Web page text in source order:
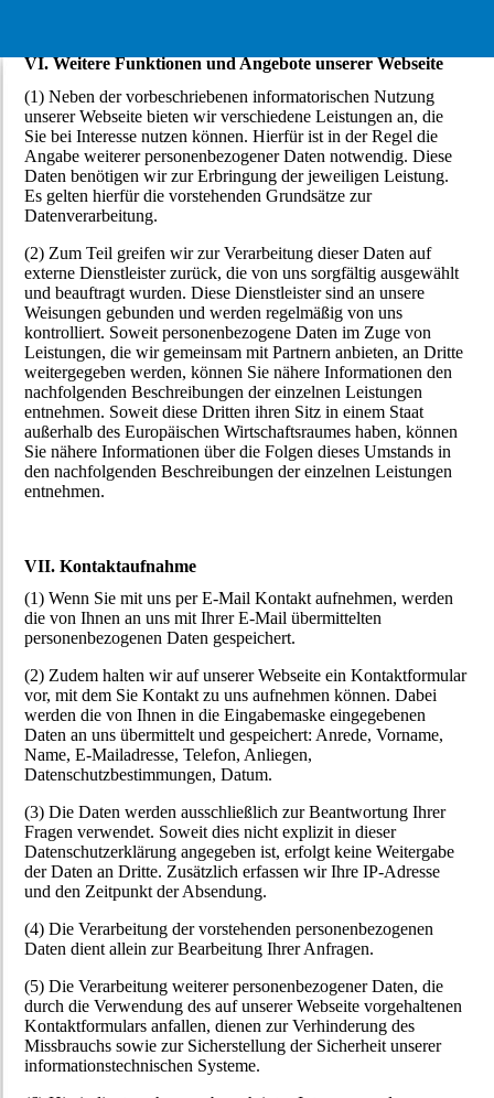
VI. Weitere Funktionen und Angebote unserer Webseite
(1) Neben der vorbeschriebenen informatorischen Nutzung
unserer Webseite bieten wir verschiedene Leistungen an, die
Sie bei Interesse nutzen können. Hierfür ist in der Regel die
Angabe weiterer personenbezogener Daten notwendig. Diese
Daten benötigen wir zur Erbringung der jeweiligen Leistung.
Es gelten hierfür die vorstehenden Grundsätze zur
Datenverarbeitung.
(2) Zum Teil greifen wir zur Verarbeitung dieser Daten auf
externe Dienstleister zurück, die von uns sorgfältig ausgewählt
und beauftragt wurden. Diese Dienstleister sind an unsere
Weisungen gebunden und werden regelmäßig von uns
kontrolliert. Soweit personenbezogene Daten im Zuge von
Leistungen, die wir gemeinsam mit Partnern anbieten, an Dritte
weitergegeben werden, können Sie nähere Informationen den
nachfolgenden Beschreibungen der einzelnen Leistungen
entnehmen. Soweit diese Dritten ihren Sitz in einem Staat
außerhalb des Europäischen Wirtschaftsraumes haben, können
Sie nähere Informationen über die Folgen dieses Umstands in
den nachfolgenden Beschreibungen der einzelnen Leistungen
entnehmen.
VII. Kontaktaufnahme
(1) Wenn Sie mit uns per E-Mail Kontakt aufnehmen, werden
die von Ihnen an uns mit Ihrer E-Mail übermittelten
personenbezogenen Daten gespeichert.
(2) Zudem halten wir auf unserer Webseite ein Kontaktformular
vor, mit dem Sie Kontakt zu uns aufnehmen können. Dabei
werden die von Ihnen in die Eingabemaske eingegebenen
Daten an uns übermittelt und gespeichert: Anrede, Vorname,
Name, E-Mailadresse, Telefon, Anliegen,
Datenschutzbestimmungen, Datum.
(3) Die Daten werden ausschließlich zur Beantwortung Ihrer
Fragen verwendet. Soweit dies nicht explizit in dieser
Datenschutzerklärung angegeben ist, erfolgt keine Weitergabe
der Daten an Dritte. Zusätzlich erfassen wir Ihre IP-Adresse
und den Zeitpunkt der Absendung.
(4) Die Verarbeitung der vorstehenden personenbezogenen
Daten dient allein zur Bearbeitung Ihrer Anfragen.
(5) Die Verarbeitung weiterer personenbezogener Daten, die
durch die Verwendung des auf unserer Webseite vorgehaltenen
Kontaktformulars anfallen, dienen zur Verhinderung des
Missbrauchs sowie zur Sicherstellung der Sicherheit unserer
informationstechnischen Systeme.